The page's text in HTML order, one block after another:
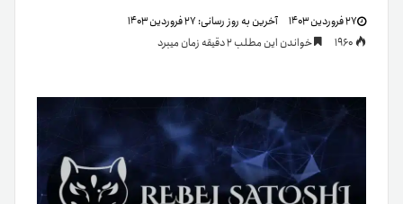
۲۷ فروردین ۱۴۰۳ آخرین به روز رسانی:۲۷ فروردین ۱۴۰۳
خواندن این مطلب 2 دقیقه زمان میبرد